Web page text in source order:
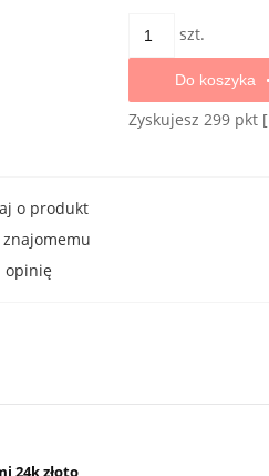
szt.
Do koszyka
Zyskujesz 299pkt [
o produkt
znajomemu
opinię
24k złoto